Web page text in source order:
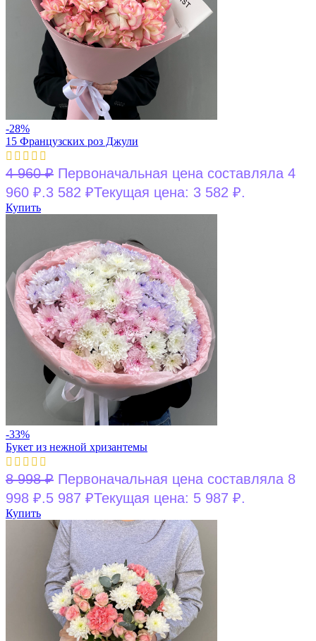
-28%
15 Французских роз Джули
4 960₽ Первоначальная цена составляла 4
960 ₽.3 582 ₽Текущая цена: 3 582 ₽.
Купить
-33%
Букет из нежной хризантемы
8 998₽ Первоначальная цена составляла 8
998 ₽.5 987 ₽Текущая цена: 5 987 ₽.
Купить